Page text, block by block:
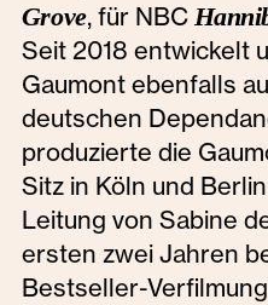
Grove, für NBC
Seit 2018 entwickelt
Gaumont ebenfalls
deutschen
produzierte die
Sitz in Köln und
Leitung von Sabine
ersten zwei Jahren
Bestseller-Verfilmung